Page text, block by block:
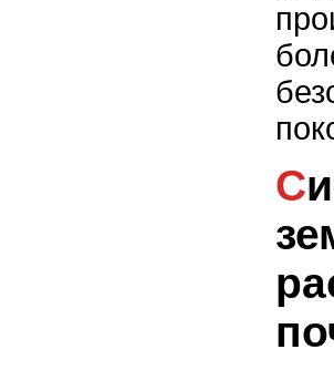
Системы точного